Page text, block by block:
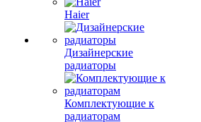
Haier
Дизайнерские
радиаторы
Комплектующие к
радиаторам